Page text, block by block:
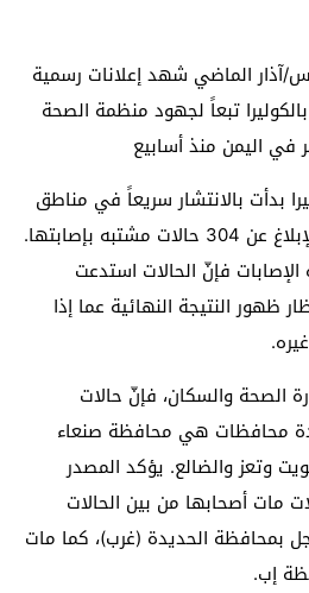
آذار الماضي شهد إعلانات رسمية
تبعاً لجهود منظمة الصحة
في اليمن منذ أسابيع
بدأت بالانتشار سريعاً في مناطق
يمنية مختلفة. فقد جرى الإبلاغ عن 304 حالات مشتبه بإصابتها.
فإنّ الحالات استدعت
ظهور النتيجة النهائية عما إذا
والسكان، فإنّ حالات
محافظات هي محافظة صنعاء
وتعز والضالع. يؤكد المصدر
الجديد” أنّ 4 حالات مات أصحابها من بين الحالات
بمحافظة الحديدة (غرب)، كما مات